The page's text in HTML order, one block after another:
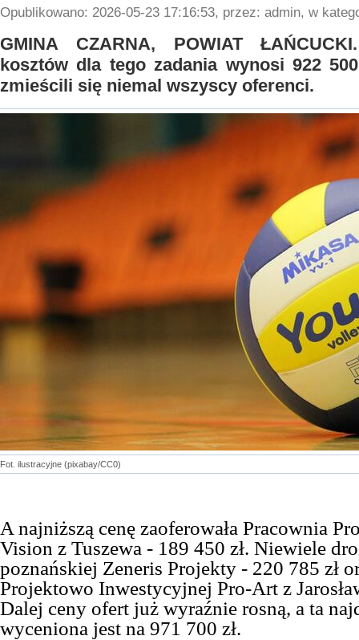
Opublikowano: 2026-05-23 17:16:53, przez: admin, w
GMINA CZARNA, POWIAT
kosztów dla tego zadania wynosi 922
zmieścili się niemal wszyscy oferenci.
Fot. ilustracyjne (pixabay/CC0)
A najniższą cenę zaoferowała Pracownia
Vision z Tuszewa - 189 450 zł. Niewiele
poznańskiej Zeneris Projekty - 220 785 zł
Projektowo Inwestycyjnej Pro-Art z
Dalej ceny ofert już wyraźnie rosną, a ta
wyceniona jest na 971 700 zł.